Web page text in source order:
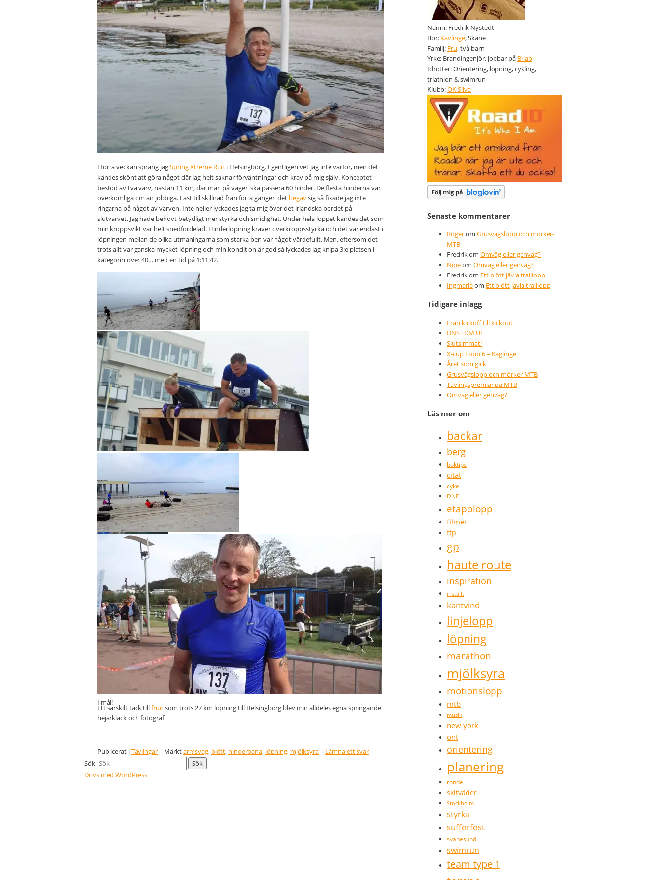
I förra veckan sprang jagSpring Xtreme Run i Helsingborg. Egentligen vet jag inte varför, men det
kändes skönt att göra något där jag helt saknar förväntningar och krav på mig själv. Konceptet
bestod av två varv, nästan 11 km, där man på vägen ska passera 60 hinder. De flesta hinderna var
överkomliga om än jobbiga. Fast till skillnad från förra gången det begavsig så fixade jag inte
ringarna på något av varven. Inte heller lyckades jag ta mig över det irländska bordet på
slutvarvet. Jag hade behövt betydligt mer styrka och smidighet. Under hela loppet kändes det som
min kroppsvikt var helt snedfördelad. Hinderlöpning kräver överkroppsstyrka och det var endast i
löpningen mellan de olika utmaningarna som starka ben var något värdefullt. Men, eftersom det
trots allt var ganska mycket löpning och min kondition är god så lyckades jag knipa 3:e platsen i
kategorin över 40… med en tid på 1:11:42.
Massor med sandlöpning!
Klättervägg med
brandstationsstång
Repstege till brygga
Släpa traktordäck
Sista hindret
I mål!
Ett särskilt tack tillfrun som trots 27 km löpning till Helsingborg blev min alldeles egna springande
hejarklack och fotograf.
Publicerat iTävlingar | Märktarmsvag, blött, hinderbana, löpning, mjölksyra | Lämna ett svar
Namn: Fredrik Nystedt
Bor: Kävlinge, Skåne
Familj: Fru, två barn
Yrke: Brandingenjör, jobbar på Briab
Idrotter: Orientering, löpning, cykling,
triathlon & swimrun
Klubb:OK Silva
Senaste kommentarer
Rogerom Grusvägslopp och mörker-
MTB
Fredrikom Omväg eller genväg?
Nipeom Omväg eller genväg?
Fredrikom Ett blött jävla traillopp
Ingmarieom Ett blött jävla traillopp
Tidigare inlägg
Från kickoff till kickout
DNS i DM UL
Slutsimmat!
X-cup Lopp 6 – Käglinge
Året som gick
Grusvägslopp och mörker-MTB
Tävlingspremiär på MTB
Omväg eller genväg?
Läs mer om
backar
berg
boktips
citat
cykel
DNF
etapplopp
filmer
ftp
gp
haute route
inspiration
inställt
kantvind
linjelopp
löpning
marathon
mjölksyra
motionslopp
mtb
musik
new york
ont
orientering
planering
ronde
skitväder
Stockholm
styrka
sufferfest
svanesund
swimrun
team type 1
Sök
Drivs med WordPress